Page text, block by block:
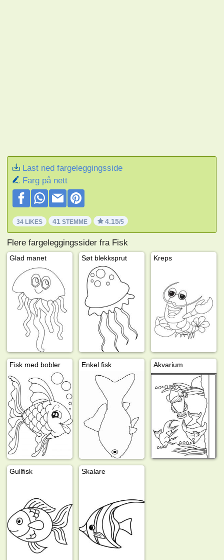
Last ned fargeleggingsside
Farg på nett
34 LIKES 41 STEMME 4.15/5
Flere fargeleggingssider fra Fisk
Glad manet Søt blekksprut Kreps
Fisk med bobler Enkel fisk Akvarium
Gullfisk Skalare